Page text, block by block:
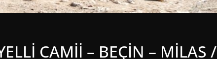
CAMİİ – BEÇİN – MİLAS /